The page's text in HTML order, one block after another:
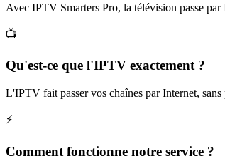
Avec IPTV Smarters Pro, la télévision passe
📺
Qu'est-ce que l'IPTV exactement ?
L'IPTV fait passer vos chaînes par Internet,
⚡
Comment fonctionne notre service ?